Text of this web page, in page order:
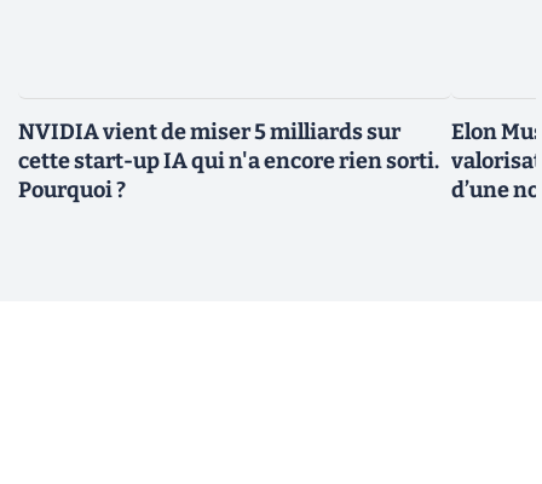
NVIDIA vient de miser 5 milliards sur
cette start-up IA qui n'a encore rien sorti.
Pourquoi ?
Elon
d’une